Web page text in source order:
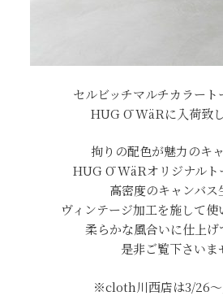
セルビッチマルチカラート
HUG Ō WäRに入荷致し
拘りの配色が魅力のキ
HUG Ō WäRオリジナルト
高密度のキャンバス
ヴィンテージ加工を施して
柔らかな風合いに仕上げ
是非ご覧下さいま
※cloth川西店は3/26～